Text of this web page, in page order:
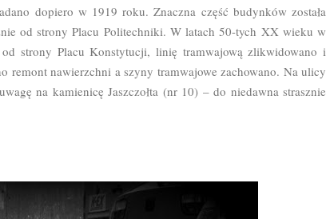
dopiero w 1919 roku. Znaczna część budynków została
od strony Placu Politechniki. W latach 50-tych XX wieku w
strony Placu Konstytucji, linię tramwajową zlikwidowano i
nawierzchni a szyny tramwajowe zachowano. Na ulicy
na kamienicę Jaszczołta (nr 10) – do niedawna strasznie